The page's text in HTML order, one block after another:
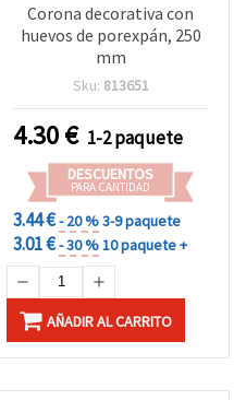
Corona decorativa con
huevos de porexpán, 250
mm
Sku: 813651
4.30€ 1-2 paquete
DESCUENTOS
PARA CANTIDAD
3.44 €- 20 %3-9 paquete
3.01 €- 30 %10 paquete +
AÑADIR AL CARRITO